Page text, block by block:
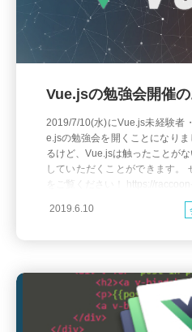
Vue.jsの勉強会開催
2019/7/10(水)にVue.js未経験者
e.jsの勉強会を開くことになり
るけど、Vue.jsは触ったことが
していただくことができます。
をご覧ください！ https://
2019.6.10